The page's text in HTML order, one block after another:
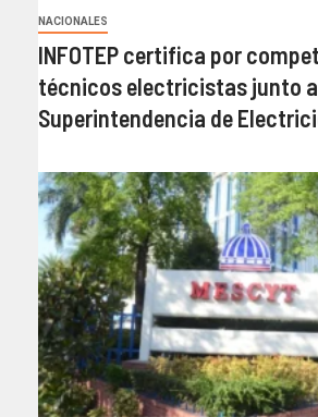
NACIONALES
INFOTEP certifica por
técnicos electricistas junto
Superintendencia de